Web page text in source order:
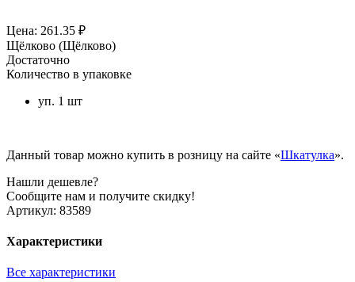
Цена: 261.35 ₽
Щёлково (Щёлково)
Достаточно
Количество в упаковке
уп. 1 шт
Данный товар можно купить в розницу на сайте «Шкатулка».
Нашли дешевле?
Сообщите нам и получите скидку!
Артикул: 83589
Характеристики
Все характеристики